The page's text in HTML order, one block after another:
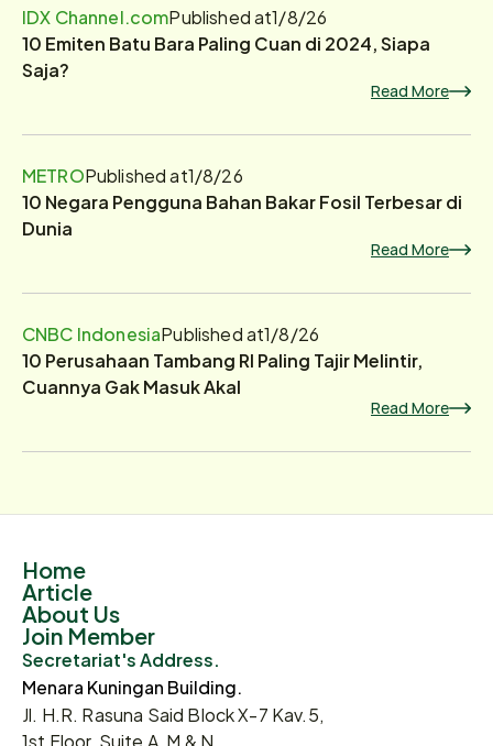
IDX Channel.comPublished at1/8/26
10 Emiten Batu Bara Paling Cuan di 2024, Siapa
Saja?
Read More
METROPublished at1/8/26
10 Negara Pengguna Bahan Bakar Fosil Terbesar di
Dunia
Read More
CNBC IndonesiaPublished at1/8/26
10 Perusahaan Tambang RI Paling Tajir Melintir,
Cuannya Gak Masuk Akal
Read More
Home
Article
About Us
Join Member
Secretariat's Address.
Menara Kuningan Building.
Jl. H.R. Rasuna Said Block X-7 Kav.5,
1st Floor, Suite A, M & N.